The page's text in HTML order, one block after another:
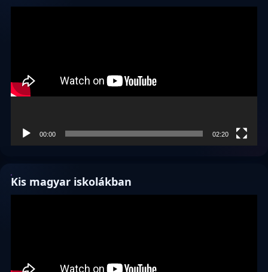
00:00 02:20
Kis magyar iskolákban